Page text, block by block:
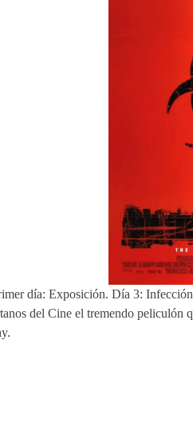
día: Exposición. Día 3:
del Cine el tremendo